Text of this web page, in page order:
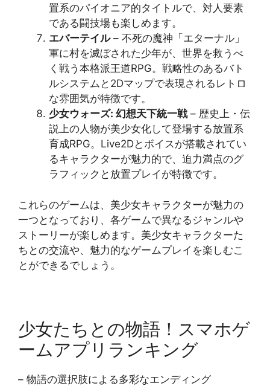
置系のパイオニア的タイトルで、対人要素
である闘技場も楽しめます​​。
エバーテイル– 不死の魔神「エターナル」
軍に村を滅ぼされた少年が、世界を救うべ
く戦う本格派王道RPG。戦略性のあるバト
ルシステムと2Dマップで表現されるレトロ
な雰囲気が特徴です​​。
少女ウォーズ: 幻想天下統一戦– 歴史上・伝
説上の人物が美少女化して登場する放置系
育成RPG。Live2Dとボイスが搭載されてい
るキャラクターが魅力的で、迫力満点のグ
ラフィックと放置プレイが特徴です​​。
これらのゲームは、美少女キャラクターが魅力の
一つとなっており、各ゲームで異なるジャンルや
ストーリーが楽しめます。美少女キャラクターた
ちとの交流や、魅力的なゲームプレイを楽しむこ
とができるでしょう。
少女たちとの物語！スマホゲ
ームアプリランキング
– 物語の選択肢による多彩なエンディング